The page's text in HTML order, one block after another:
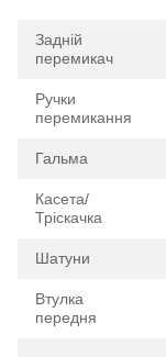
Задній
перемикач
Ручки
перемикання
Гальма
Касета/
Тріскачка
Шатуни
Втулка
передня